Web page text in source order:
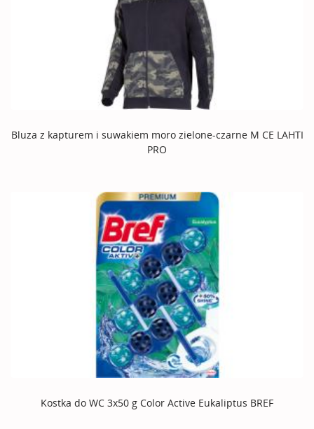
Bluza z kapturem i suwakiem moro zielone-czarne M CE LAHTI
PRO
Kostka do WC 3x50 g Color Active Eukaliptus BREF